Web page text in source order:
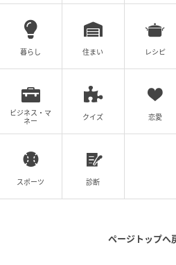
実際、不動産の現場では「駐
家は毎日暮らす場所だからこ
中で無理なく使い続けられる
があります。
筆者：合同会社ゆう不動産 代
不動産売買の専門家として仲
暮らし 住まい レシピ
ビジネス・マ
ネー
クイズ 恋愛
スポーツ 診断
ページトップへ